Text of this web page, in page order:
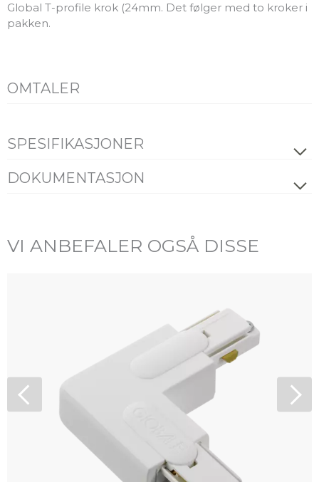
Global T-profile krok (24mm. Det følger med to kroker i
pakken.
OMTALER
SPESIFIKASJONER
PRODUKT
DOKUMENTASJON
Alle filer (ZIP)
VI ANBEFALER OGSÅ DISSE